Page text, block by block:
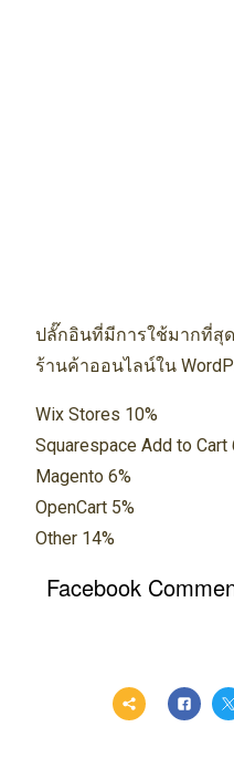
ปลั๊กอินที่มีการใช้มากที่สุด
ร้านค้าออนไลน์ใน
Wix Stores 10%
Squarespace Add to Cart
Magento 6%
OpenCart 5%
Other 14%
Facebook